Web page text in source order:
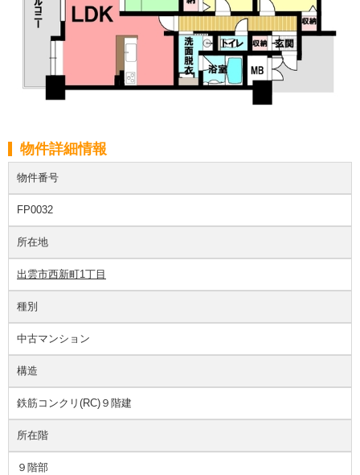
物件詳細情報
物件番号
FP0032
所在地
出雲市西新町1丁目
種別
中古マンション
構造
鉄筋コンクリ(RC)９階建
所在階
９階部